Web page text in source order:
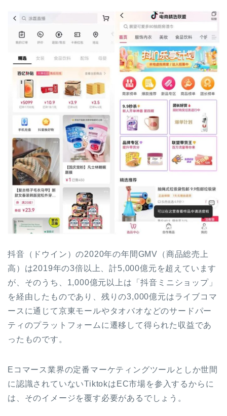
抖音（ドウイン）の2020年の年間GMV（商品総売上
高）は2019年の3倍以上、計5,000億元を超えています
が、そのうち、1,000億元以上は「抖音ミニショップ」
を経由したものであり、残りの3,000億元はライブコマ
ースに通じて京東モールやタオバオなどのサードパー
ティのプラットフォームに遷移して得られた収益であ
ったものです。
Eコマース業界の定番マーケティングツールとしか世間
に認識されていないTiktokはEC市場を参入するからに
は、そのイメージを覆す必要があるでしょう。